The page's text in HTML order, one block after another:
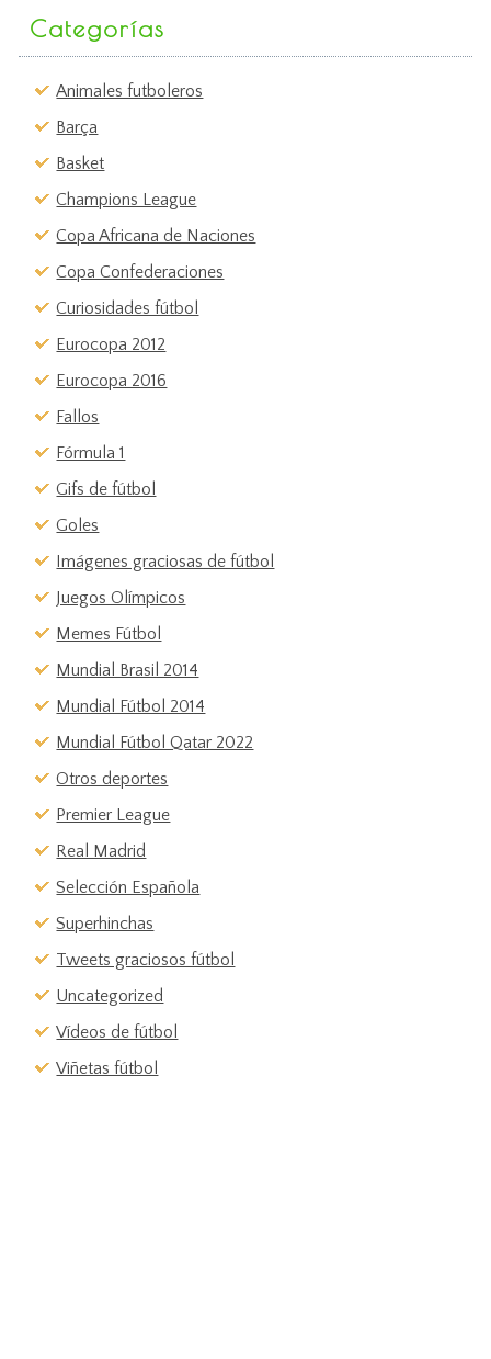
Categorías
Animales futboleros
Barça
Basket
Champions League
Copa Africana de Naciones
Copa Confederaciones
Curiosidades fútbol
Eurocopa 2012
Eurocopa 2016
Fallos
Fórmula 1
Gifs de fútbol
Goles
Imágenes graciosas de fútbol
Juegos Olímpicos
Memes Fútbol
Mundial Brasil 2014
Mundial Fútbol 2014
Mundial Fútbol Qatar 2022
Otros deportes
Premier League
Real Madrid
Selección Española
Superhinchas
Tweets graciosos fútbol
Uncategorized
Vídeos de fútbol
Viñetas fútbol